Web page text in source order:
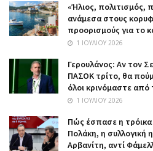
«Ήλιος, πολιτισμός,
ανάμεσα στους
προορισμούς για το
1 ΙΟΥΛΊΟΥ 2026
Γερουλάνος: Αν τον
ΠΑΣΟΚ τρίτο, θα
όλοι κρινόμαστε
1 ΙΟΥΛΊΟΥ 2026
Πώς έσπασε η
Πολάκη, η συλλογική
Αρβανίτη, αντί